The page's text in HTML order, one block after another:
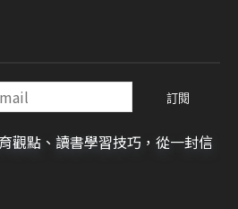
觀點、讀書學習技巧，從一封信